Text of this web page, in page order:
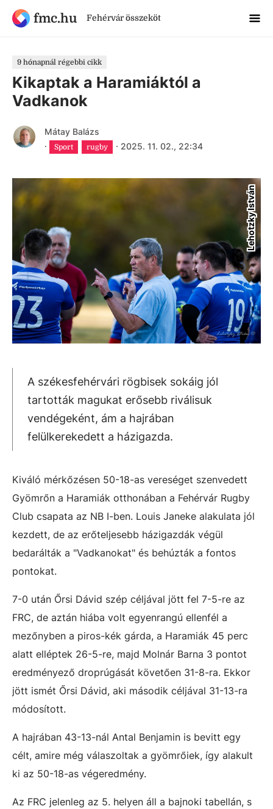
fmc.hu Fehérvár összeköt
9 hónapnál régebbi cikk
Kikaptak a Haramiáktól a
Vadkanok
Mátay Balázs
·
Sport rugby · 2025. 11. 02., 22:34
Lehotzky István
A székesfehérvári rögbisek sokáig jól
tartották magukat erősebb riválisuk
vendégeként, ám a hajrában
felülkerekedett a házigazda.
Kiváló mérkőzésen 50-18-as vereséget szenvedett
Gyömrőn a Haramiák otthonában a Fehérvár Rugby
Club csapata az NB I-ben. Louis Janeke alakulata jól
kezdett, de az erőteljesebb házigazdák végül
bedarálták a "Vadkanokat" és behúzták a fontos
pontokat.
7-0 után Őrsi Dávid szép céljával jött fel 7-5-re az
FRC, de aztán hiába volt egyenrangú ellenfél a
mezőnyben a piros-kék gárda, a Haramiák 45 perc
alatt elléptek 26-5-re, majd Molnár Barna 3 pontot
eredményező droprúgását követően 31-8-ra. Ekkor
jött ismét Őrsi Dávid, aki második céljával 31-13-ra
módosított.
A hajrában 43-13-nál Antal Benjamin is bevitt egy
célt, amire még válaszoltak a gyömrőiek, így alakult
ki az 50-18-as végeredmény.
Az FRC jelenleg az 5. helyen áll a bajnoki tabellán, s